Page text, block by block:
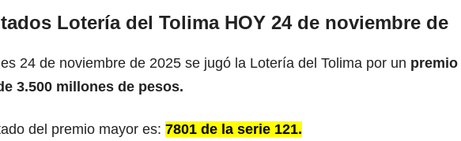
Lotería del Tolima HOY 24 de noviembre de
24 de noviembre de 2025 se jugó la Lotería del Tolima por un premio
3.500 millones de pesos.
del premio mayor es: 7801 de la serie 121.